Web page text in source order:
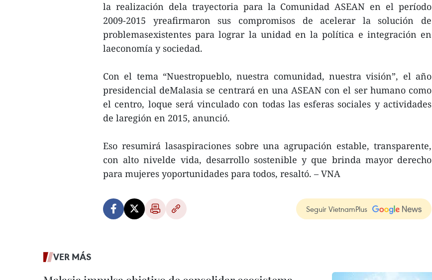
la realización dela trayectoria para la Comunidad ASEAN en el período
2009-2015 yreafirmaron sus compromisos de acelerar la solución de
problemasexistentes para lograr la unidad en la política e integración en
laeconomía y sociedad.
Con el tema “Nuestropueblo, nuestra comunidad, nuestra visión”, el año
presidencial deMalasia se centrará en una ASEAN con el ser humano como
el centro, loque será vinculado con todas las esferas sociales y actividades
de laregión en 2015, anunció.
Eso resumirá lasaspiraciones sobre una agrupación estable, transparente,
con alto nivelde vida, desarrollo sostenible y que brinda mayor derecho
para mujeres yoportunidades para todos, resaltó. – VNA
Seguir VietnamPlus
VER MÁS